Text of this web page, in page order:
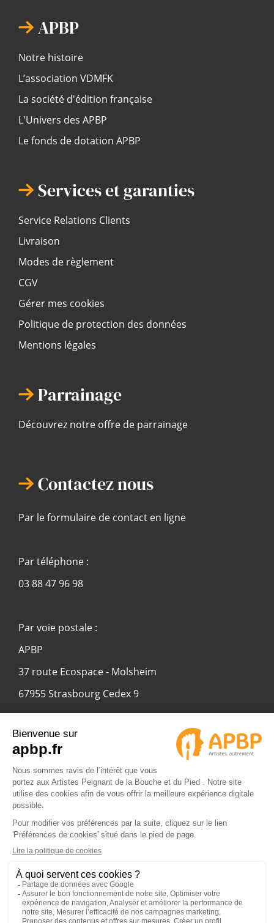
APBP
Notre histoire
L’association VDMFK
La société d'édition française
L'Univers des APBP
Le fonds de dotation APBP
Services et garanties
Service Relations Clients
Livraison
Modes de règlement
CGV
Gérer mes cookies
Politique de protection des données
Mentions légales
Parrainage
Découvrez notre offre de parrainage
Contactez nous
Par le formulaire de contact en ligne
Par téléphone :
03 88 47 96 98
Par voie postale :
APBP
37 route Ecospace - Molsheim
67955 Strasbourg Cedex 9
© 2024 APBP